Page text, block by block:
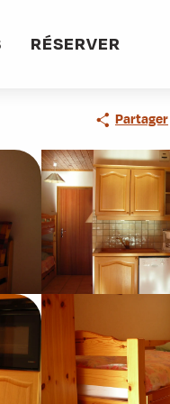
RÉSERVER
Partager